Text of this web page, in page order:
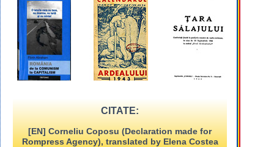
CITATE:
[EN] Corneliu Coposu (Declaration made for
Rompress Agency), translated by Elena Costea